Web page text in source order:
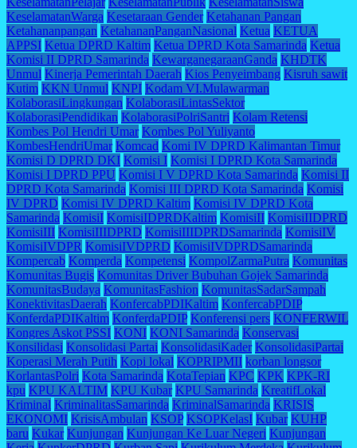
KeselamatanWarga Kesetaraan Gender Ketahanan Pangan
Ketahananpangan KetahananPanganNasional Ketua KETUA
APPSI Ketua DPRD Kaltim Ketua DPRD Kota Samarinda Ketua
Komisi II DPRD Samarinda KewarganegaraanGanda KHDTK
Unmul Kinerja Pemerintah Daerah Kios Penyeimbang Kisruh sawit
Kutim KKN Unmul KNPI Kodam VI.Mulawarman
KolaborasiLingkungan KolaborasiLintasSektor
KolaborasiPendidikan KolaborasiPolriSantri Kolam Retensi
Kombes Pol Hendri Umar Kombes Pol Yuliyanto
KombesHendriUmar Komcad Komi IV DPRD Kalimantan Timur
Komisi D DPRD DKI Komisi I Komisi I DPRD Kota Samarinda
Komisi I DPRD PPU Komisi I V DPRD Kota Samarinda Komisi II
DPRD Kota Samarinda Komisi III DPRD Kota Samarinda Komisi
IV DPRD Komisi IV DPRD Kaltim Komisi IV DPRD Kota
Samarinda KomisiI KomisiIDPRDKaltim KomisiII KomisiIIDPRD
KomisiIII KomisiIIIDPRD KomisiIIIDPRDSamarinda KomisiIV
KomisiIVDPR KomisiIVDPRD KomisiIVDPRDSamarinda
Kompercab Komperda Kompetensi KompolZarmaPutra Komunitas
Komunitas Bugis Komunitas Driver Bubuhan Gojek Samarinda
KomunitasBudaya KomunitasFashion KomunitasSadarSampah
KonektivitasDaerah KonfercabPDIKaltim KonfercabPDIP
KonferdaPDIKaltim KonferdaPDIP Konferensi pers KONFERWIL
Kongres Askot PSSI KONI KONI Samarinda Konservasi
Konsilidasi Konsolidasi Partai KonsolidasiKader KonsolidasiPartai
Koperasi Merah Putih Kopi lokal KOPRIPMII korban longsor
KorlantasPolri Kota Samarinda KotaTepian KPC KPK KPK-RI
kpu KPU KALTIM KPU Kubar KPU Samarinda KreatifLokal
Kriminal KriminalitasSamarinda KriminalSamarinda KRISIS
EKONOMI KrisisAmbulan KSOP KSOPKelasI Kubar KUHP
baru Kukar Kunjungan Kunjungan Ke Luar Negeri Kunjungan